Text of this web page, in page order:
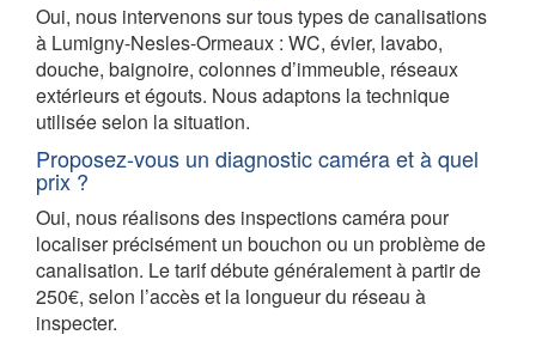
Oui, nous intervenons sur tous types de canalisations
à Lumigny-Nesles-Ormeaux : WC, évier, lavabo,
douche, baignoire, colonnes d’immeuble, réseaux
extérieurs et égouts. Nous adaptons la technique
utilisée selon la situation.
Proposez-vous un diagnostic caméra et à quel
prix ?
Oui, nous réalisons des inspections caméra pour
localiser précisément un bouchon ou un problème de
canalisation. Le tarif débute généralement à partir de
250€, selon l’accès et la longueur du réseau à
inspecter.